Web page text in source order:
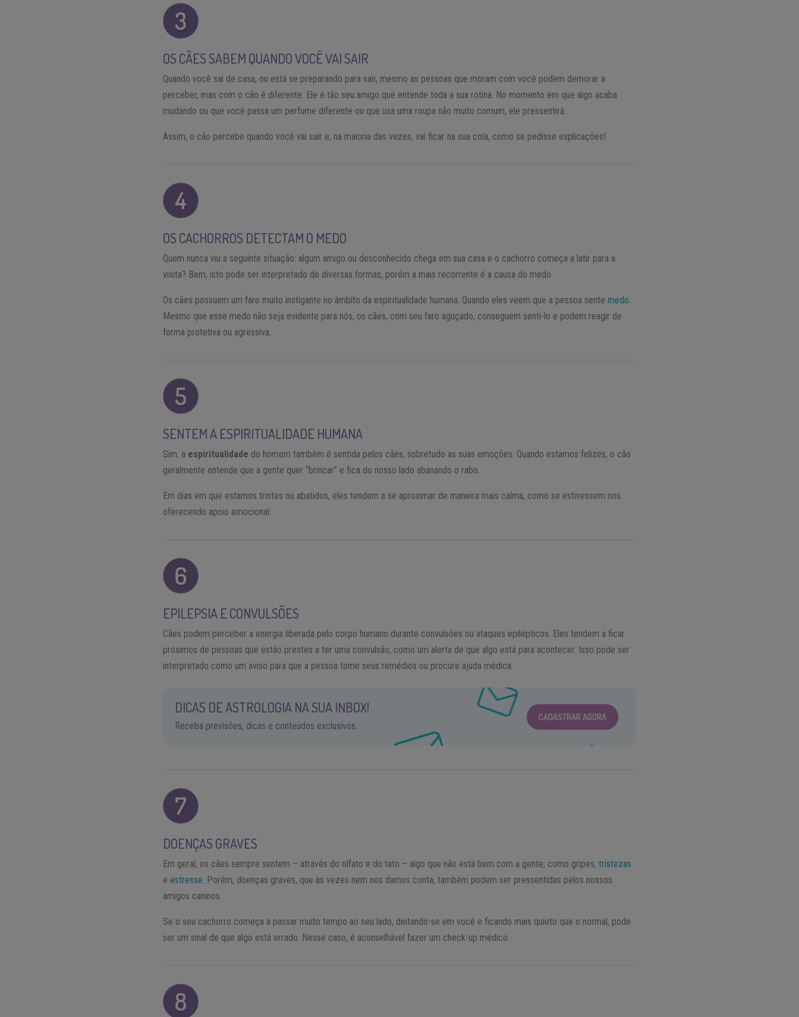
OS CÃES SABEM QUANDO VOCÊ VAI SAIR
Quando você sai de casa, ou está se preparando para sair, mesmo as pessoas que moram com você podem demorar a
perceber, mas com o cão é diferente. Ele é tão seu amigo que entende toda a sua rotina. No momento em que algo acaba
mudando ou que você passa um perfume diferente ou que usa uma roupa não muito comum, ele pressentirá.
Assim, o cão percebe quando você vai sair e, na maioria das vezes, vai ficar na sua cola, como se pedisse explicações!
OS CACHORROS DETECTAM O MEDO
Quem nunca viu a seguinte situação: algum amigo ou desconhecido chega em sua casa e o cachorro começa a latir para a
visita? Bem, isto pode ser interpretado de diversas formas, porém a mais recorrente é a causa do medo.
Os cães possuem um faro muito instigante no âmbito da espiritualidade humana. Quando eles veem que a pessoa sentemedo.
Mesmo que esse medo não seja evidente para nós, os cães, com seu faro aguçado, conseguem senti-lo e podem reagir de
forma protetiva ou agressiva.
SENTEM A ESPIRITUALIDADE HUMANA
Sim, a espiritualidade do homem também é sentida pelos cães, sobretudo as suas emoções. Quando estamos felizes, o cão
geralmente entende que a gente quer “brincar” e fica do nosso lado abanando o rabo.
Em dias em que estamos tristes ou abatidos, eles tendem a se aproximar de maneira mais calma, como se estivessem nos
oferecendo apoio emocional.
EPILEPSIA E CONVULSÕES
Cães podem perceber a energia liberada pelo corpo humano durante convulsões ou ataques epilépticos. Eles tendem a ficar
próximos de pessoas que estão prestes a ter uma convulsão, como um alerta de que algo está para acontecer. Isso pode ser
interpretado como um aviso para que a pessoa tome seus remédios ou procure ajuda médica.
DICAS DE ASTROLOGIA NA SUA INBOX!
Receba previsões, dicas e conteúdos exclusivos.
CADASTRAR AGORA
DOENÇAS GRAVES
Em geral, os cães sempre sentem – através do olfato e do tato – algo que não está bem com a gente, como gripes,tristezas
eestresse. Porém, doenças graves, que às vezes nem nos damos conta, também podem ser pressentidas pelos nossos
amigos caninos.
Se o seu cachorro começa a passar muito tempo ao seu lado, deitando-se em você e ficando mais quieto que o normal, pode
ser um sinal de que algo está errado. Nesse caso, é aconselhável fazer um check-up médico.